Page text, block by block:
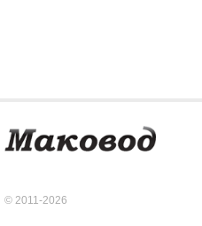
© 2011-2026